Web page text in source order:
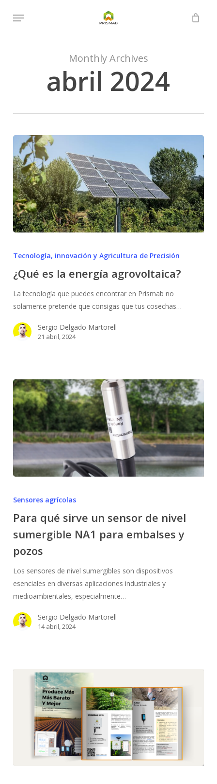
Menu
Close
Monthly Archives
abril 2024
energía
agrovoltaica?
Tecnología, innovación y Agricultura de Precisión
¿Qué es la energía agrovoltaica?
La tecnología que puedes encontrar en Prismab no
solamente pretende que consigas que tus cosechas…
Sergio Delgado Martorell
21 abril, 2024
un
sensor
nivel
sumergible
NA1
para
y
Sensores agrícolas
Para qué sirve un sensor de nivel
sumergible NA1 para embalses y
pozos
Los sensores de nivel sumergibles son dispositivos
esenciales en diversas aplicaciones industriales y
medioambientales, especialmente…
Sergio Delgado Martorell
14 abril, 2024